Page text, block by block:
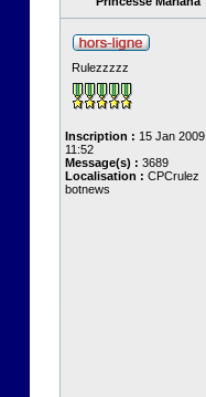
Rulezzzzz
Inscription : 15 Jan 2009,
11:52
Message(s) : 3689
Localisation : CPCrulez
botnews